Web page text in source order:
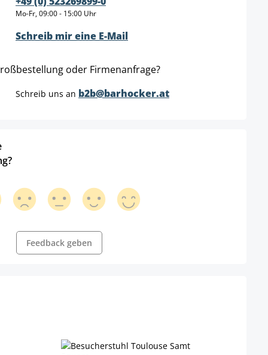
Mo-Fr, 09:00 - 15:00 Uhr
Schreib mir eine E-Mail
oder Firmenanfrage?
Schreib uns an b2b@barhocker.at
Feedback geben